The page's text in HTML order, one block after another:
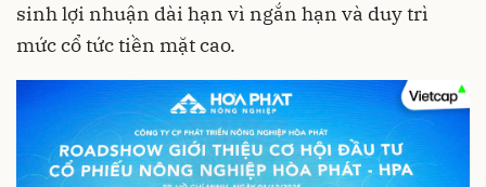
sinh lợi nhuận dài hạn vì ngắn hạn và duy trì
mức cổ tức tiền mặt cao.